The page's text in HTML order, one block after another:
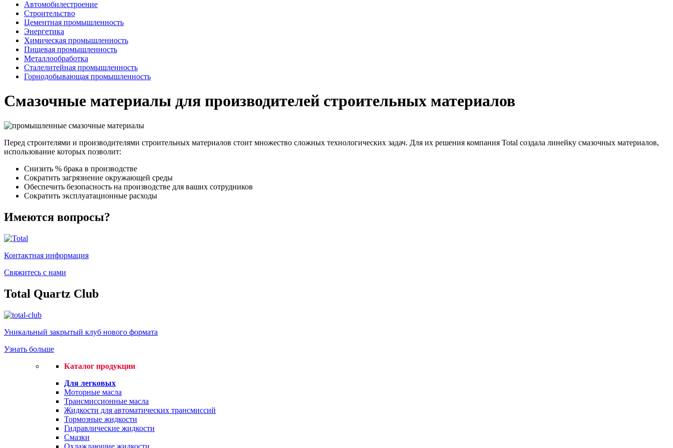
Автомобилестроение
Строительство
Цементная промышленность
Энергетика
Химическая промышленность
Пищевая промышленность
Металлообработка
Сталелитейная промышленность
Горнодобывающая промышленность
Смазочные материалы для производителей строительных материалов
Перед строителями и производителями строительных материалов стоит множество сложных технологических задач. Для их решения компания Total создала линейку смазочных материалов,
использование которых позволит:
Снизить % брака в производстве
Сократить загрязнение окружающей среды
Обеспечить безопасность на производстве для ваших сотрудников
Сократить эксплуатационные расходы
Имеются вопросы?
Контактная информация
Свяжитесь с нами
Total Quartz Club
Уникальный закрытый клуб нового формата
Узнать больше
Каталог продукции
Для легковых
Моторные масла
Трансмиссионные масла
Жидкости для автоматических трансмиссий
Тормозные жидкости
Гидравлические жидкости
Смазки
Охлаждающие жидкости